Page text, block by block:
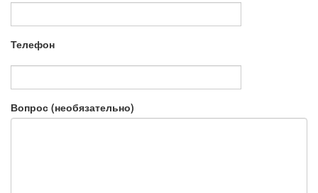
Телефон
Вопрос (необязательно)